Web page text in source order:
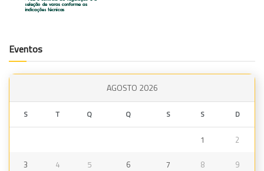
Eventos
AGOSTO 2026
S T Q Q S S D
1 2
3 4 5 6 7 8 9